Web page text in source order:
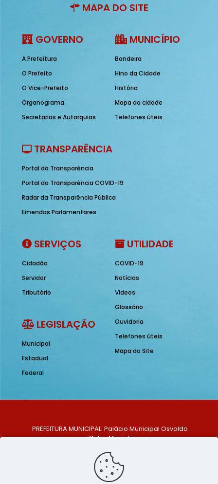
MAPA DO SITE
GOVERNO
A Prefeitura
O Prefeito
O Vice-Prefeito
Organograma
Secretarias e Autarquias
MUNICÍPIO
Bandeira
Hino da Cidade
História
Mapa da cidade
Telefones úteis
TRANSPARÊNCIA
Portal da Transparência
Portal da Transparência COVID-19
Radar da Transparência Pública
Emendas Parlamentares
SERVIÇOS
Cidadão
Servidor
Tributário
LEGISLAÇÃO
Municipal
Estadual
Federal
UTILIDADE
COVID-19
Notícias
Vídeos
Glossário
Ouvidoria
Telefones úteis
Mapa do Site
PREFEITURA MUNICIPAL: Palácio Municipal Osvaldo
Celso Maciel
Centro, São Bento do Una - PE. CEP: 553370-128
TELEFONE: (81) 99548-1569
E-MAIL: ouvidoria@saobentodouna.pe.gov.br